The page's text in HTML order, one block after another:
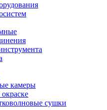
камеры
сушки